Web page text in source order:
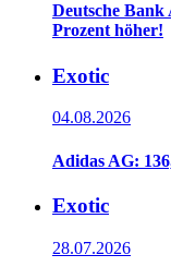
Deutsche Bank
Prozent höher!
Exotic
04.08.2026
Adidas AG:
Exotic
28.07.2026